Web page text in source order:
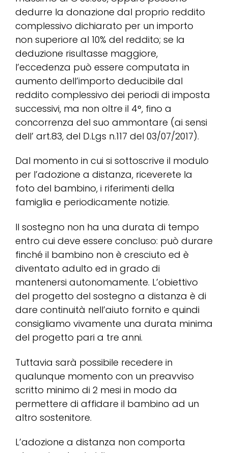
dedurre la donazione dal proprio reddito
complessivo dichiarato per un importo
non superiore al 10% del reddito; se la
deduzione risultasse maggiore,
l’eccedenza può essere computata in
aumento dell’importo deducibile dal
reddito complessivo dei periodi di imposta
successivi, ma non oltre il 4°, fino a
concorrenza del suo ammontare (ai sensi
dell’ art.83, del D.Lgs n.117 del 03/07/2017).
Dal momento in cui si sottoscrive il modulo
per l’adozione a distanza, riceverete la
foto del bambino, i riferimenti della
famiglia e periodicamente notizie.
Il sostegno non ha una durata di tempo
entro cui deve essere concluso: può durare
finché il bambino non è cresciuto ed è
diventato adulto ed in grado di
mantenersi autonomamente. L’obiettivo
del progetto del sostegno a distanza è di
dare continuità nell’aiuto fornito e quindi
consigliamo vivamente una durata minima
del progetto pari a tre anni.
Tuttavia sarà possibile recedere in
qualunque momento con un preavviso
scritto minimo di 2 mesi in modo da
permettere di affidare il bambino ad un
altro sostenitore.
L’adozione a distanza non comporta